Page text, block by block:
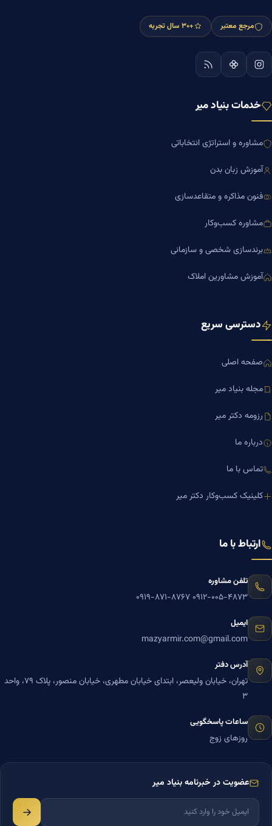
مرجع معتبر +۳۰ سال تجربه
خدمات بنیاد میر
مشاوره و استراتژی انتخاباتی
آموزش زبان بدن
فنون مذاکره و متقاعدسازی
مشاوره کسب‌وکار
برندسازی شخصی و سازمانی
آموزش مشاورین املاک
دسترسی سریع
صفحه اصلی
مجله بنیاد میر
رزومه دکتر میر
درباره ما
تماس با ما
کلینیک کسب‌وکار دکتر میر
ارتباط با ما
تلفن مشاوره
۰۹۱۲-۰۰۵-۴۸۷۳ ۰۹۱۹-۸۷۱-۸۷۶۷
ایمیل
mazyarmir.com@gmail.com
آدرس دفتر
تهران، خیابان ولیعصر، ابتدای خیابان مطهری، خیابان منصور، پلاک ۷۹، واحد
۳
ساعات پاسخگویی
روزهای زوج
عضویت در خبرنامه بنیاد میر